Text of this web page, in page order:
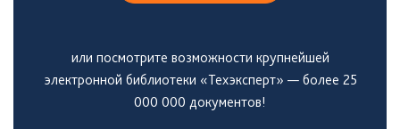
или посмотрите возможности крупнейшей
электронной библиотеки «Техэксперт» — более 25
000 000 документов!